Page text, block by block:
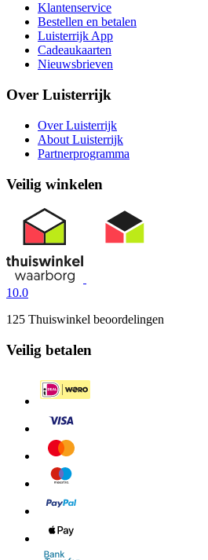
Klantenservice
Bestellen en betalen
Luisterrijk App
Cadeaukaarten
Nieuwsbrieven
Over Luisterrijk
Over Luisterrijk
About Luisterrijk
Partnerprogramma
Veilig winkelen
10.0
125 Thuiswinkel beoordelingen
Veilig betalen